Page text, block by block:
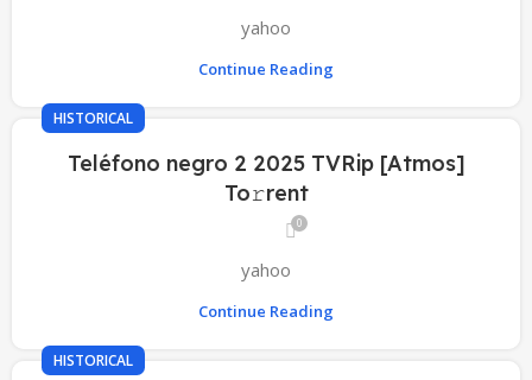
yahoo
Continue Reading
HISTORICAL
Teléfono negro 2 2025 TVRip [Atmos]
To𝚛rent
0
yahoo
Continue Reading
HISTORICAL